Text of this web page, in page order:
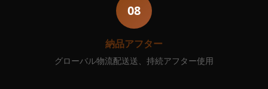
08
納品アフター
グローバル物流配送送、持続アフター使用